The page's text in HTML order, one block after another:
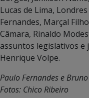
Lucas de Lima,
Fernandes, Marçal
Câmara, Rinaldo
assuntos legislativos e
Henrique Volpe.
Paulo Fernandes e
Fotos: Chico Ribeiro